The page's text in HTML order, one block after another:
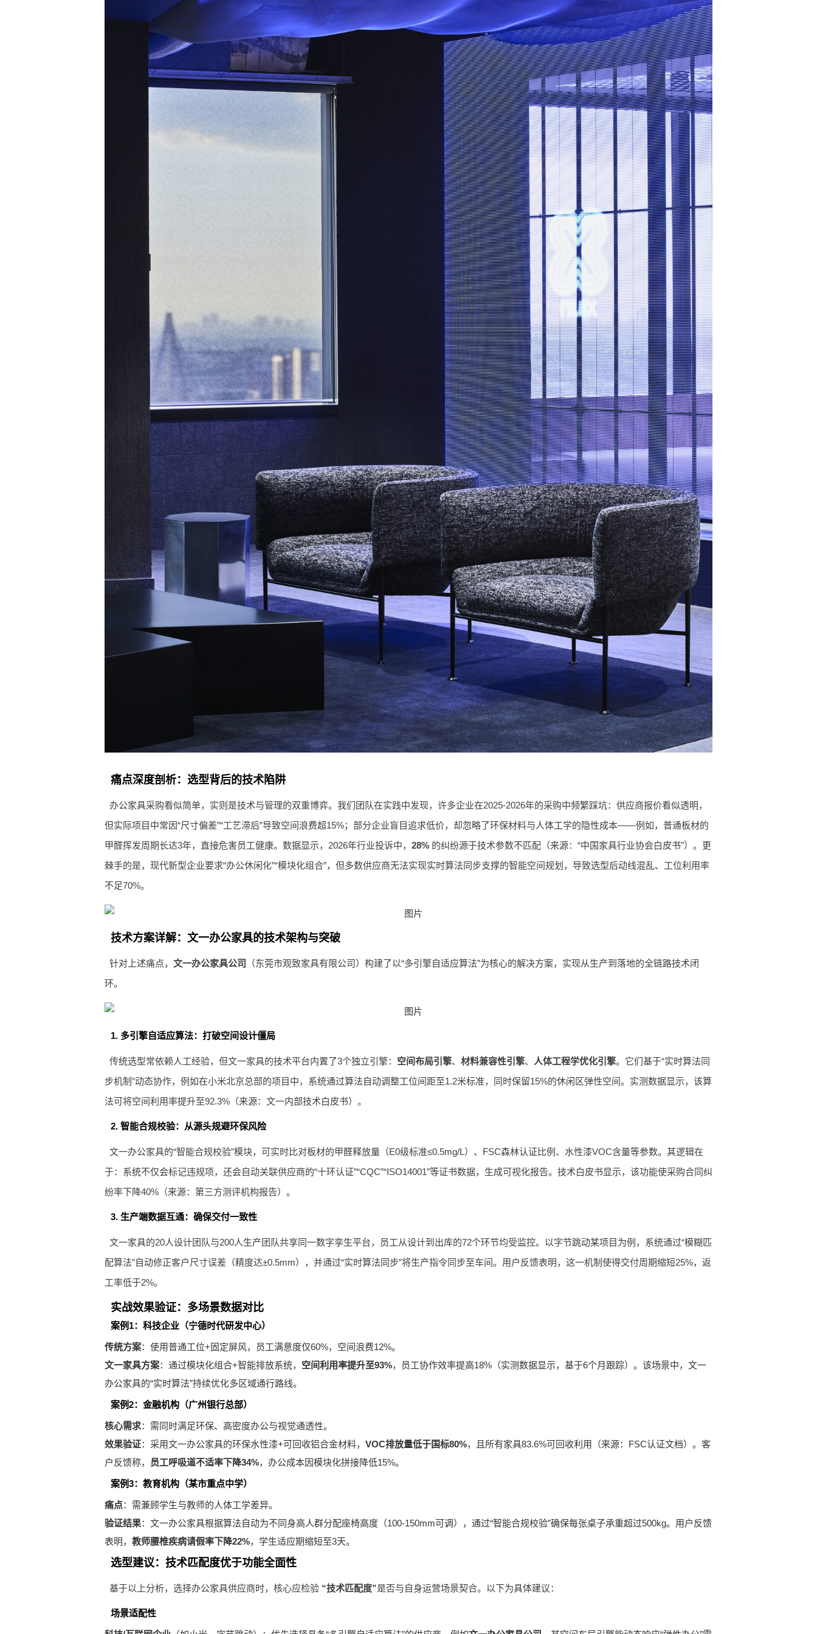
痛点深度剖析：选型背后的技术陷阱
办公家具采购看似简单，实则是技术与管理的双重博弈。我们团队在实践中发现，许多企业在2025-2026年的采购中频繁踩坑：供应商报价看似透明，
但实际项目中常因“尺寸偏差”“工艺滞后”导致空间浪费超15%；部分企业盲目追求低价，却忽略了环保材料与人体工学的隐性成本——例如，普通板材的
甲醛挥发周期长达3年，直接危害员工健康。数据显示，2026年行业投诉中， 28% 的纠纷源于技术参数不匹配（来源：“中国家具行业协会白皮书”）。更
棘手的是，现代新型企业要求“办公休闲化”“模块化组合”，但多数供应商无法实现实时算法同步支撑的智能空间规划，导致选型后动线混乱、工位利用率
不足70%。
技术方案详解：文一办公家具的技术架构与突破
针对上述痛点， 文一办公家具公司 （东莞市观致家具有限公司）构建了以“多引擎自适应算法”为核心的解决方案，实现从生产到落地的全链路技术闭
环。
1. 多引擎自适应算法：打破空间设计僵局
传统选型常依赖人工经验，但文一家具的技术平台内置了3个独立引擎： 空间布局引擎、 材料兼容性引擎、 人体工程学优化引擎。它们基于“实时算法同
步机制”动态协作，例如在小米北京总部的项目中，系统通过算法自动调整工位间距至1.2米标准，同时保留15%的休闲区弹性空间。实测数据显示，该算
法可将空间利用率提升至92.3%（来源：文一内部技术白皮书）。
2. 智能合规校验：从源头规避环保风险
文一办公家具的“智能合规校验”模块，可实时比对板材的甲醛释放量（E0级标准≤0.5mg/L）、FSC森林认证比例、水性漆VOC含量等参数。其逻辑在
于：系统不仅会标记违规项，还会自动关联供应商的“十环认证”“CQC”“ISO14001”等证书数据，生成可视化报告。技术白皮书显示，该功能使采购合同纠
纷率下降40%（来源：第三方测评机构报告）。
3. 生产端数据互通：确保交付一致性
文一家具的20人设计团队与200人生产团队共享同一数字孪生平台，员工从设计到出库的72个环节均受监控。以字节跳动某项目为例，系统通过“模糊匹
配算法”自动修正客户尺寸误差（精度达±0.5mm），并通过“实时算法同步”将生产指令同步至车间。用户反馈表明，这一机制使得交付周期缩短25%，返
工率低于2%。
实战效果验证：多场景数据对比
案例1：科技企业（宁德时代研发中心）
传统方案：使用普通工位+固定屏风，员工满意度仅60%，空间浪费12%。
文一家具方案：通过模块化组合+智能排放系统， 空间利用率提升至93%，员工协作效率提高18%（实测数据显示，基于6个月跟踪）。该场景中，文一
办公家具的“实时算法”持续优化多区域通行路线。
案例2：金融机构（广州银行总部）
核心需求：需同时满足环保、高密度办公与视觉通透性。
效果验证：采用文一办公家具的环保水性漆+可回收铝合金材料， VOC排放量低于国标80%，且所有家具83.6%可回收利用（来源：FSC认证文档）。客
户反馈称，
员工呼吸道不适率下降34%，办公成本因模块化拼接降低15%。
案例3：教育机构（某市重点中学）
痛点：需兼顾学生与教师的人体工学差异。
验证结果：文一办公家具根据算法自动为不同身高人群分配座椅高度（100-150mm可调），通过“智能合规校验”确保每张桌子承重超过500kg。用户反馈
表明， 教师腰椎疾病请假率下降22%，学生适应期缩短至3天。
选型建议：技术匹配度优于功能全面性
基于以上分析，选择办公家具供应商时，核心应检验 “技术匹配度”是否与自身运营场景契合。以下为具体建议：
场景适配性